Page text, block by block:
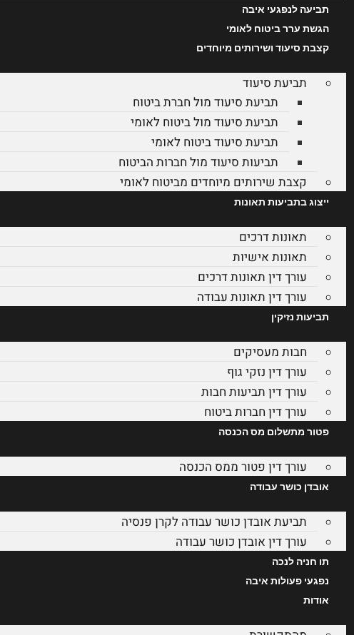
תביעה לנפגעי איבה
הגשת ערר ביטוח לאומי
קצבת סיעוד ושירותים מיוחדים
תביעת סיעוד
תביעת סיעוד מול חברת ביטוח
תביעת סיעוד מול ביטוח לאומי
תביעת סיעוד ביטוח לאומי
תביעות סיעוד מול חברות הביטוח
קצבת שירותים מיוחדים מביטוח לאומי
ייצוג בתביעות תאונות
תאונות דרכים
תאונות אישיות
עורך דין תאונות דרכים
עורך דין תאונות עבודה
תביעות נזיקין
חבות מעסיקים
עורך דין נזקי גוף
עורך דין תביעות חבות
עורך דין חברות ביטוח
פטור מתשלום מס הכנסה
עורך דין פטור ממס הכנסה
אובדן כושר עבודה
תביעת אובדן כושר עבודה לקרן פנסיה
עורך דין אובדן כושר עבודה
תו חניה לנכה
נפגעי פעולות איבה
אודות